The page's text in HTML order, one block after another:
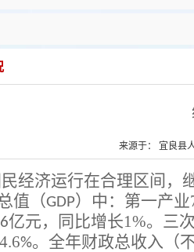
来源于： 宜良县
经济运行在合理区间，
值（GDP） 中：第一产业
亿元，同比增长1%。三
%。全年财政总收入（